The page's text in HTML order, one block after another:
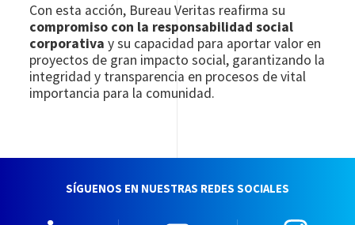
Con esta acción, Bureau Veritas reafirma su
compromiso con la responsabilidad social
corporativa y su capacidad para aportar valor en
proyectos de gran impacto social, garantizando la
integridad y transparencia en procesos de vital
importancia para la comunidad.
SÍGUENOS EN NUESTRAS REDES SOCIALES